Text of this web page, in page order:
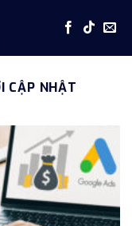
CẬP NHẬT